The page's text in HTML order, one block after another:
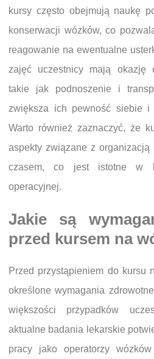
kursy często obejmują naukę
konserwacji wózków, co
reagowanie na ewentualne
zajęć uczestnicy mają okazję
takie jak podnoszenie i
zwiększa ich pewność siebie i
Warto również zaznaczyć, że
aspekty związane z organizacją
czasem, co jest istotne w
operacyjnej.
Jakie są
przed kursem na
Przed przystąpieniem do kursu
określone wymagania
większości przypadków
aktualne badania lekarskie
pracy jako operatorzy